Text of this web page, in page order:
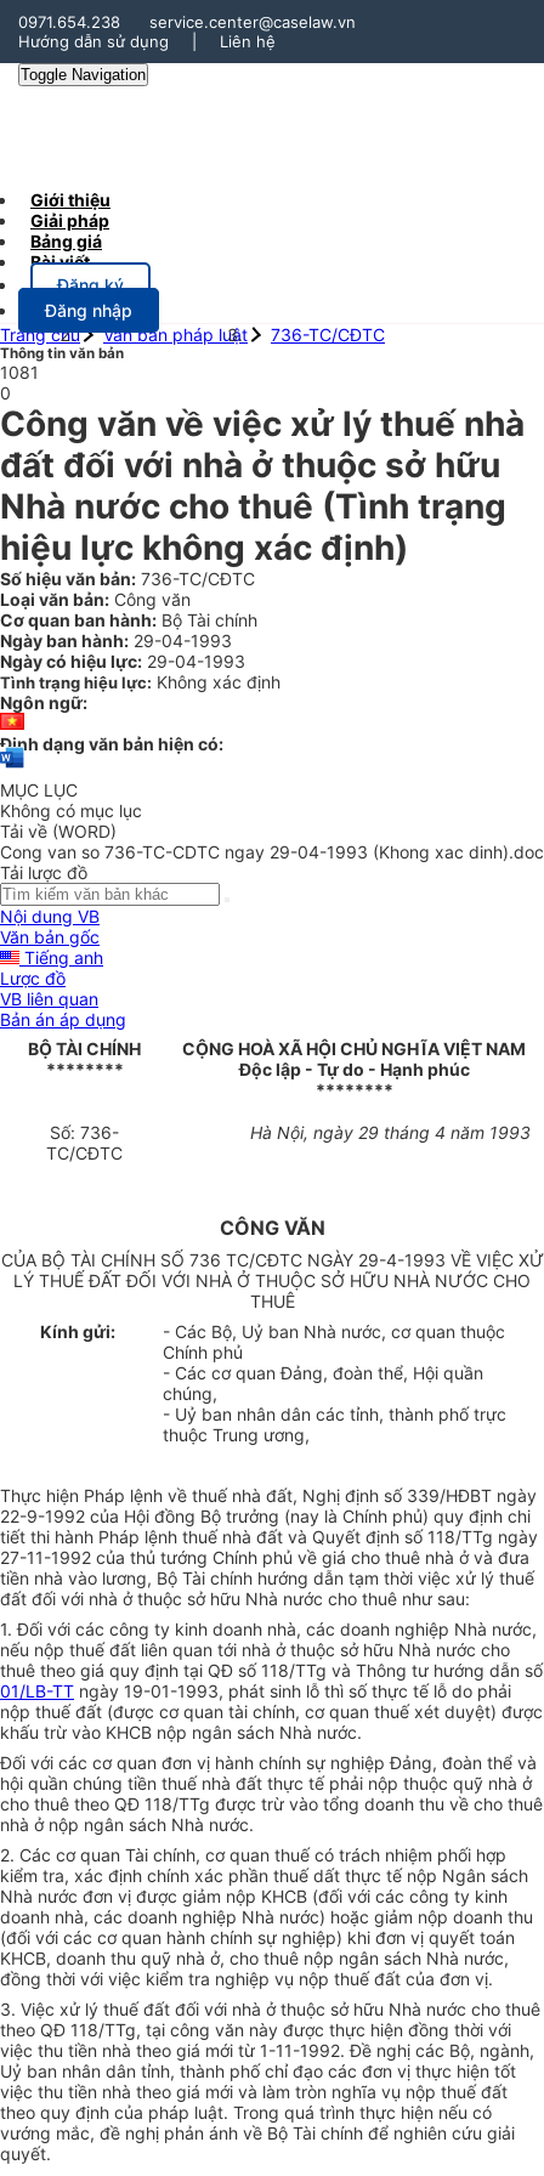
0971.654.238
service.center@caselaw.vn
Hướng dẫn sử dụng
Liên hệ
Toggle Navigation
Giới thiệu
Giải pháp
Bảng giá
Bài viết
Đăng ký
Đăng nhập
Trang chủ
Văn bản pháp luật 736-TC/CĐTC
Thông tin văn bản
1081
0
Công văn về việc xử lý thuế nhà
đất đối với nhà ở thuộc sở hữu
Nhà nước cho thuê (Tình trạng
hiệu lực không xác định)
Số hiệu văn bản: 736-TC/CĐTC
Loại văn bản: Công văn
Cơ quan ban hành: Bộ Tài chính
Ngày ban hành: 29-04-1993
Ngày có hiệu lực: 29-04-1993
Tình trạng hiệu lực: Không xác định
Ngôn ngữ:
Định dạng văn bản hiện có:
MỤC LỤC
Không có mục lục
Tải về (WORD)
Cong van so 736-TC-CDTC ngay 29-04-1993 (Khong xac dinh).doc
Tải lược đồ
Nội dung VB
Văn bản gốc
Tiếng anh
Lược đồ
VB liên quan
Bản án áp dụng
BỘ TÀI CHÍNH
********
CỘNG HOÀ XÃ HỘI CHỦ NGHĨA VIỆT NAM
Độc lập - Tự do - Hạnh phúc
********
Số: 736-
TC/CĐTC
Hà Nội, ngày 29 tháng 4 năm 1993
CÔNG VĂN
CỦA BỘ TÀI CHÍNH SỐ 736 TC/CĐTC NGÀY 29-4-1993 VỀ VIỆC XỬ
LÝ THUẾ ĐẤT ĐỐI VỚI NHÀ Ở THUỘC SỞ HỮU NHÀ NƯỚC CHO
THUÊ
Kính gửi:
- Các Bộ, Uỷ ban Nhà nước, cơ quan thuộc
Chính phủ
- Các cơ quan Đảng, đoàn thể, Hội quần
chúng,
- Uỷ ban nhân dân các tỉnh, thành phố trực
thuộc Trung ương,
Thực hiện Pháp lệnh về thuế nhà đất, Nghị định số 339/HĐBT ngày
22-9-1992 của Hội đồng Bộ trưởng (nay là Chính phủ) quy định chi
tiết thi hành Pháp lệnh thuế nhà đất và Quyết định số 118/TTg ngày
27-11-1992 của thủ tướng Chính phủ về giá cho thuê nhà ở và đưa
tiền nhà vào lương, Bộ Tài chính hướng dẫn tạm thời việc xử lý thuế
đất đối với nhà ở thuộc sở hữu Nhà nước cho thuê như sau:
1. Đối với các công ty kinh doanh nhà, các doanh nghiệp Nhà nước,
nếu nộp thuế đất liên quan tới nhà ở thuộc sở hữu Nhà nước cho
thuê theo giá quy định tại QĐ số 118/TTg và Thông tư hướng dẫn số
01/LB-TT ngày 19-01-1993, phát sinh lỗ thì số thực tế lỗ do phải
nộp thuế đất (được cơ quan tài chính, cơ quan thuế xét duyệt) được
khấu trừ vào KHCB nộp ngân sách Nhà nước.
Đối với các cơ quan đơn vị hành chính sự nghiệp Đảng, đoàn thể và
hội quần chúng tiền thuế nhà đất thực tế phải nộp thuộc quỹ nhà ở
cho thuê theo QĐ 118/TTg được trừ vào tổng doanh thu về cho thuê
nhà ở nộp ngân sách Nhà nước.
2. Các cơ quan Tài chính, cơ quan thuế có trách nhiệm phối hợp
kiểm tra, xác định chính xác phần thuế dất thực tế nộp Ngân sách
Nhà nước đơn vị được giảm nộp KHCB (đối với các công ty kinh
doanh nhà, các doanh nghiệp Nhà nước) hoặc giảm nộp doanh thu
(đối với các cơ quan hành chính sự nghiệp) khi đơn vị quyết toán
KHCB, doanh thu quỹ nhà ở, cho thuê nộp ngân sách Nhà nước,
đồng thời với việc kiểm tra nghiệp vụ nộp thuế đất của đơn vị.
3. Việc xử lý thuế đất đối với nhà ở thuộc sở hữu Nhà nước cho thuê
theo QĐ 118/TTg, tại công văn này được thực hiện đồng thời với
việc thu tiền nhà theo giá mới từ 1-11-1992. Đề nghị các Bộ, ngành,
Uỷ ban nhân dân tỉnh, thành phố chỉ đạo các đơn vị thực hiện tốt
việc thu tiền nhà theo giá mới và làm tròn nghĩa vụ nộp thuế đất
theo quy định của pháp luật. Trong quá trình thực hiện nếu có
vướng mắc, đề nghị phản ánh về Bộ Tài chính để nghiên cứu giải
quyết.